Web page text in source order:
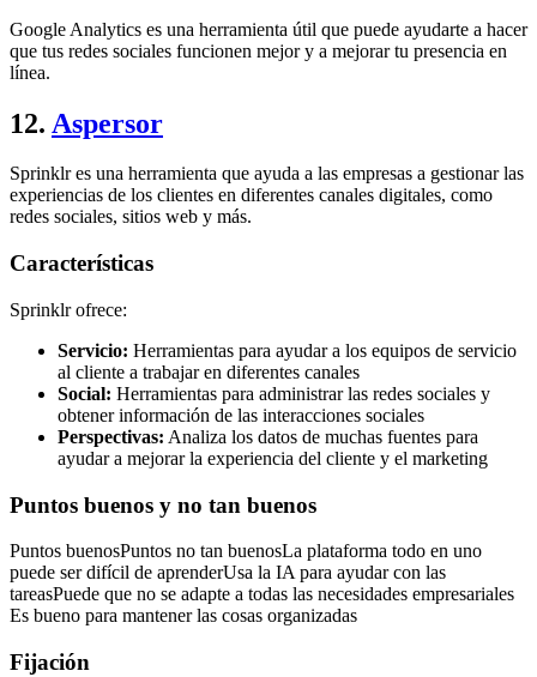
Google Analytics es una herramienta útil que puede ayudarte a hacer
que tus redes sociales funcionen mejor y a mejorar tu presencia en
línea.
12. Aspersor
Sprinklr es una herramienta que ayuda a las empresas a gestionar las
experiencias de los clientes en diferentes canales digitales, como
redes sociales, sitios web y más.
Características
Sprinklr ofrece:
Servicio: Herramientas para ayudar a los equipos de servicio
al cliente a trabajar en diferentes canales
Social: Herramientas para administrar las redes sociales y
obtener información de las interacciones sociales
Perspectivas: Analiza los datos de muchas fuentes para
ayudar a mejorar la experiencia del cliente y el marketing
Puntos buenos y no tan buenos
Puntos buenosPuntos no tan buenosLa plataforma todo en uno
puede ser difícil de aprenderUsa la IA para ayudar con las
tareasPuede que no se adapte a todas las necesidades empresariales
Es bueno para mantener las cosas organizadas
Fijación